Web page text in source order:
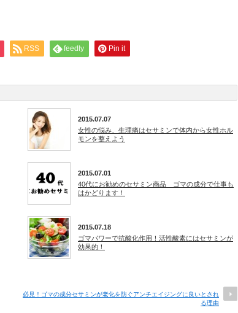
RSS feedly Pin it
2015.07.07
女性の悩み、生理痛はセサミンで体内から女性ホル
モンを整えよう
2015.07.01
40代にお勧めのセサミン商品 ゴマの成分で仕事も
はかどります！
2015.07.18
ゴマパワーで抗酸化作用！活性酸素にはセサミンが
効果的！
必見！ゴマの成分セサミンが老化を防ぐアンチエイジングに良いとされ
る理由